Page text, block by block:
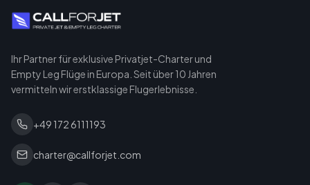
Ihr Partner für exklusive Privatjet-Charter und
Empty Leg Flüge in Europa. Seit über 10 Jahren
vermitteln wir erstklassige Flugerlebnisse.
+49 172 6111193
charter@callforjet.com